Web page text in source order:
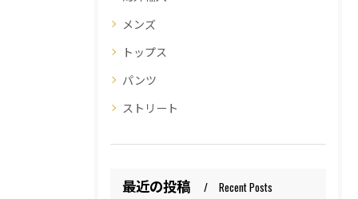
メンズ
トップス
パンツ
ストリート
最近の投稿 Recent Posts